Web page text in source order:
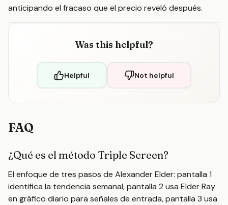
anticipando el fracaso que el precio reveló después.
Was this helpful?
Helpful Not helpful
FAQ
¿Qué es el método Triple Screen?
El enfoque de tres pasos de Alexander Elder: pantalla 1
identifica la tendencia semanal, pantalla 2 usa Elder Ray
en gráfico diario para señales de entrada, pantalla 3 usa